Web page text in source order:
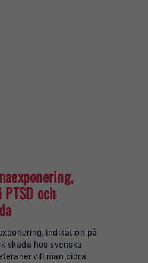
och
indikation på
skada hos svenska
vill man bidra